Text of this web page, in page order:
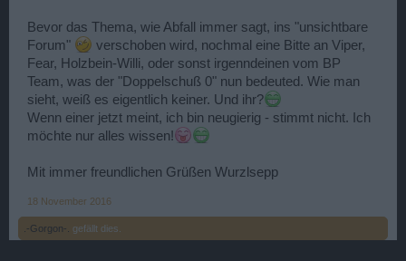
Bevor das Thema, wie Abfall immer sagt, ins "unsichtbare
Forum"
verschoben wird, nochmal eine Bitte an Viper,
Fear, Holzbein-Willi, oder sonst irgenndeinen vom BP
Team, was der "Doppelschuß 0" nun bedeuted. Wie man
sieht, weiß es eigentlich keiner. Und ihr?
Wenn einer jetzt meint, ich bin neugierig - stimmt nicht. Ich
möchte nur alles wissen!
Mit immer freundlichen Grüßen Wurzlsepp
18 November 2016
.-Gorgon-. gefällt dies.